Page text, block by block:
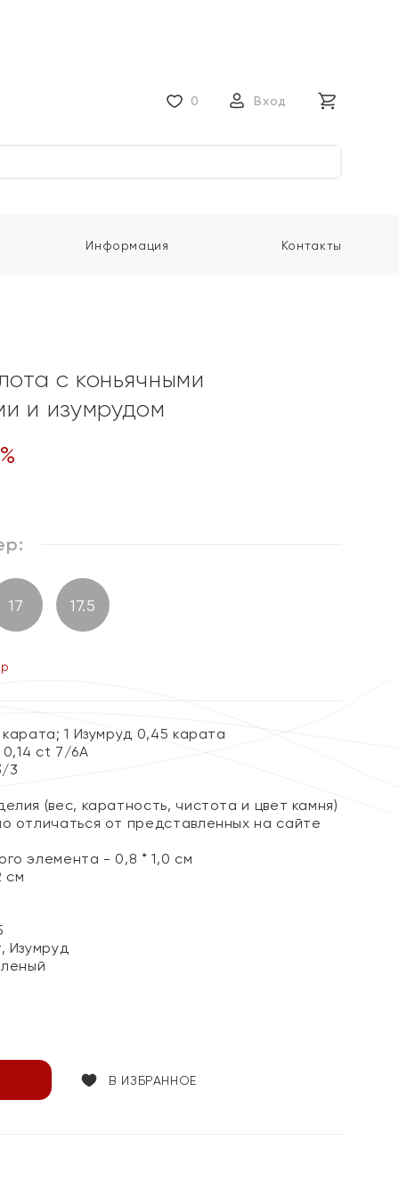
0 Вход
Информация Контакты
с коньячными
и изумрудом
%
17 17.5
1 Изумруд 0,45 карата
0,14 ct 7/6А
3
(вес, каратность, чистота и цвет камня)
отличаться от представленных на сайте
элемента - 0,8 * 1,0 см
см
Изумруд
В ИЗБРАННОЕ